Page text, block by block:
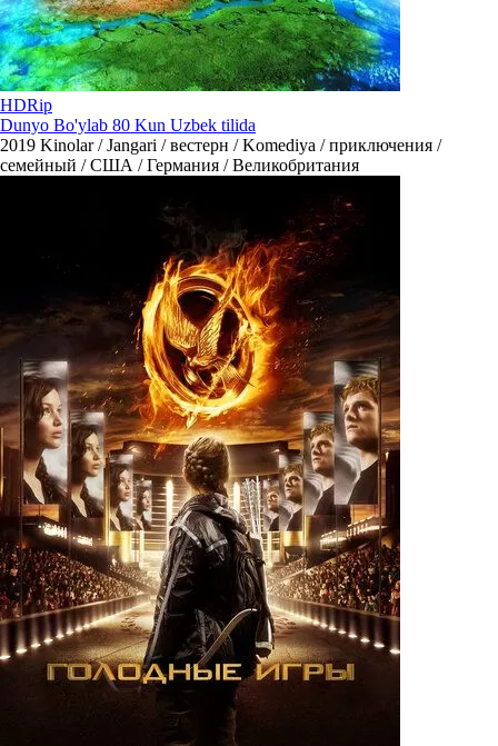
HDRip
Dunyo Bo'ylab 80 Kun Uzbek tilida
2019 Kinolar / Jangari / вестерн / Komediya / приключения /
семейный / США / Германия / Великобритания